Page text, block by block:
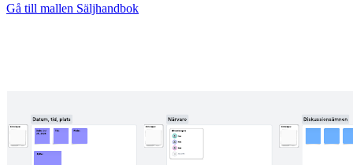
Gå till mallen Säljhandbok